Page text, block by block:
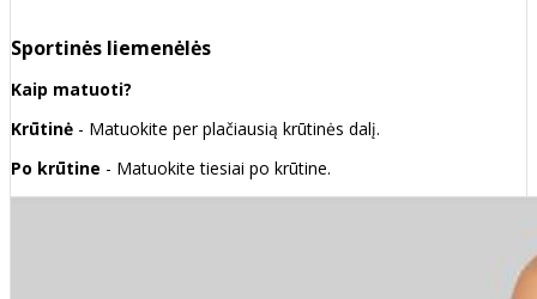
Sportinės liemenėlės
Kaip matuoti?
Krūtinė - Matuokite per plačiausią krūtinės dalį.
Po krūtine - Matuokite tiesiai po krūtine.